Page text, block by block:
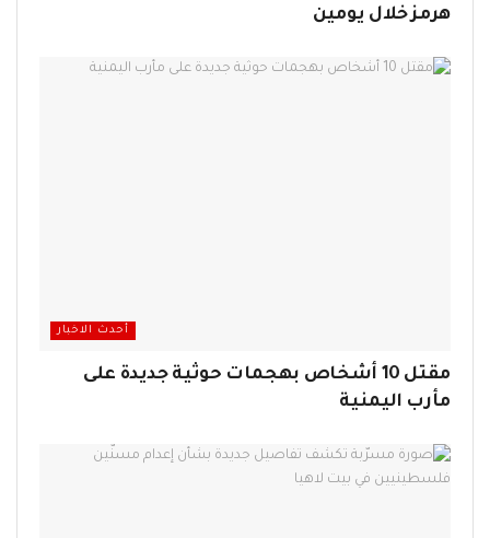
هرمز خلال يومين
أحدث الاخبار
مقتل 10 أشخاص بهجمات حوثية جديدة على
مأرب اليمنية